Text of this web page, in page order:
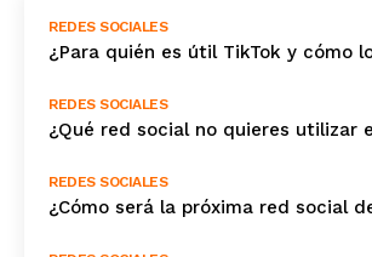
REDES SOCIALES
¿Para quién es útil TikTok y cómo
REDES SOCIALES
¿Qué red social no quieres utilizar
REDES SOCIALES
¿Cómo será la próxima red social